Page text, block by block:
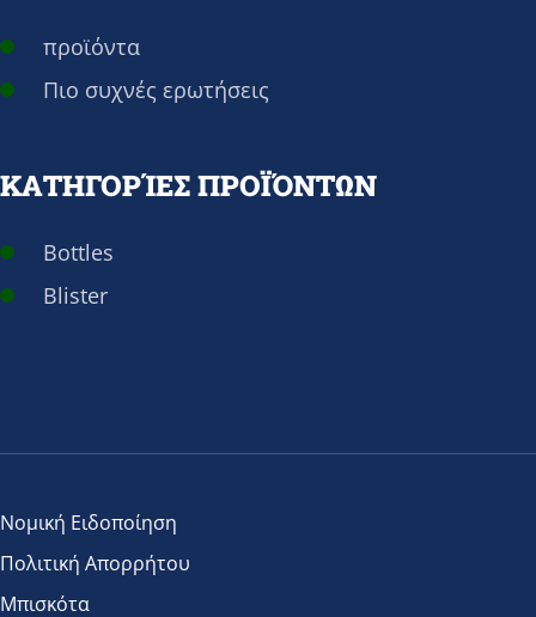
προϊόντα
Πιο συχνές ερωτήσεις
ΚΑΤΗΓΟΡΊΕΣ ΠΡΟΪΌΝΤΩΝ
Bottles
Blister
Νομική Ειδοποίηση
Πολιτική Απορρήτου
Μπισκότα